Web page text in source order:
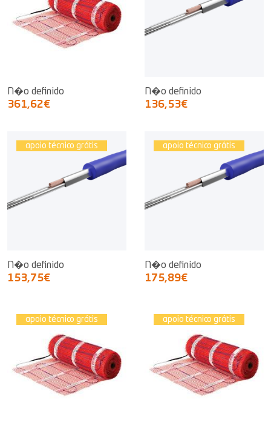
N�o definido
361,62€
N�o definido
136,53€
apoio técnico grátis
N�o definido
153,75€
apoio técnico grátis
N�o definido
175,89€
apoio técnico grátis apoio técnico grátis